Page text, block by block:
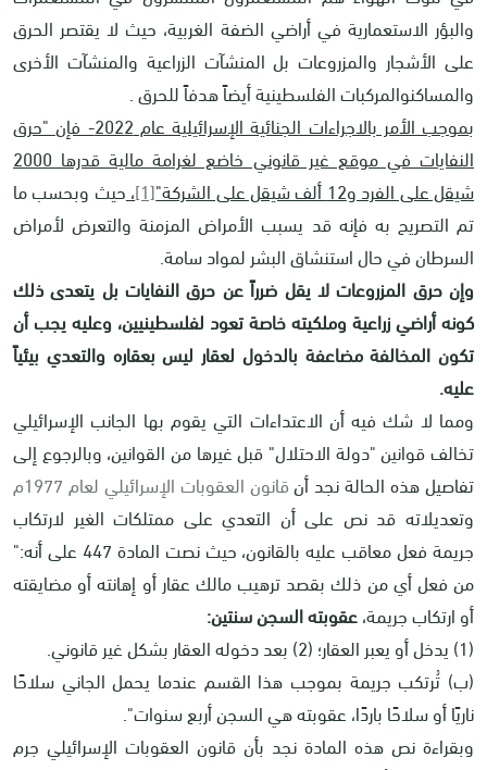
والبؤر الاستعمارية في أراضي الضفة الغربية، حيث لا يقتصر الحرق
على الأشجار والمزروعات بل المنشآت الزراعية والمنشآت الأخرى
والمساكنوالمركبات الفلسطينية أيضاً هدفاً للحرق.
بموجب الأمر بالاجراءات الجنائية الإسرائيلية عام 2022- فإن "حرق
النفايات في موقع غير قانوني خاضع لغرامة مالية قدرها 2000
شيقل على الفرد و12 ألف شيقل على الشركة"
[1]،حيث وبحسب ما
تم التصريح به فإنه قد يسبب الأمراض المزمنة والتعرض لأمراض
السرطان في حال استنشاق البشر لمواد سامة.
وإن حرق المزروعات لا يقل ضرراً عن حرق النفايات بل يتعدى ذلك
كونه أراضي زراعية وملكيته خاصة تعود لفلسطينيين، وعليه يجب أن
تكون المخالفة مضاعفة بالدخول لعقار ليس بعقاره والتعدي بيئياً
عليه.
ومما لا شك فيه أن الاعتداءات التي يقوم بها الجانب الإسرائيلي
تخالف قوانين "دولة الاحتلال" قبل غيرها من القوانين، وبالرجوع إلى
تفاصيل هذه الحالة نجد أنقانون العقوبات الإسرائيلي لعام 1977م
وتعديلاته قد نص على أن التعدي على ممتلكات الغير لارتكاب
جريمة فعل معاقب عليه بالقانون، حيث نصت المادة 447 على أنه:"
من فعل أي من ذلك بقصد ترهيب مالك عقار أو إهانته أو مضايقته
أو ارتكاب جريمة،عقوبته السجن سنتين:
(1) يدخل أو يعبر العقار؛ (2) بعد دخوله العقار بشكل غير قانوني.
(ب) تُرتكب جريمة بموجب هذا القسم عندما يحمل الجاني سلاحًا
ناريًا أو سلاحًا باردًا، عقوبته هي السجن أربع سنوات".
وبقراءة نص هذه المادة نجد بأن قانون العقوبات الإسرائيلي جرم